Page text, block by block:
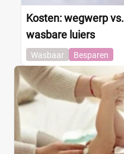
Kosten: wegwerp vs.
wasbare luiers
Wasbaar Besparen